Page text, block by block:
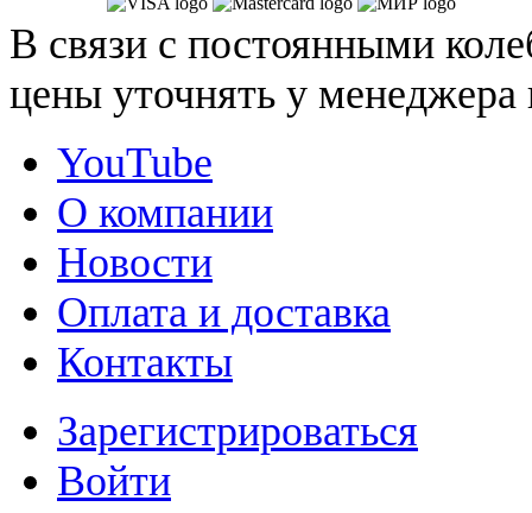
В связи с постоянными
цены уточнять у
YouTube
О компании
Новости
Оплата и доставка
Контакты
Зарегистрироваться
Войти